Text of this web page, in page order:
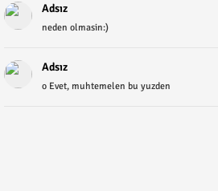
Adsız
neden olmasin:)
Adsız
o Evet, muhtemelen bu yuzden